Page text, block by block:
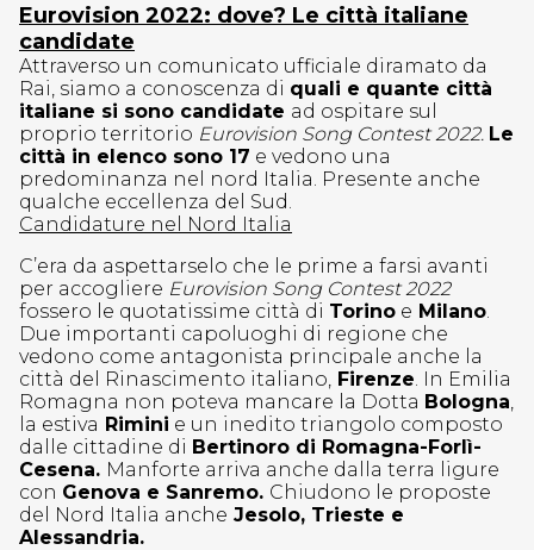
Eurovision 2022: dove? Le città italiane
candidate
Attraverso un comunicato ufficiale diramato da
Rai, siamo a conoscenza di quali e quante città
italiane si sono candidate ad ospitare sul
proprio territorio Eurovision Song Contest 2022. Le
città in elenco sono 17 e vedono una
predominanza nel nord Italia. Presente anche
qualche eccellenza del Sud.
Candidature nel Nord Italia
C’era da aspettarselo che le prime a farsi avanti
per accogliere Eurovision Song Contest 2022
fossero le quotatissime città di Torino e Milano.
Due importanti capoluoghi di regione che
vedono come antagonista principale anche la
città del Rinascimento italiano, Firenze. In Emilia
Romagna non poteva mancare la Dotta Bologna,
la estiva Rimini e un inedito triangolo composto
dalle cittadine di Bertinoro di Romagna-Forlì-
Cesena. Manforte arriva anche dalla terra ligure
con Genova e Sanremo. Chiudono le proposte
del Nord Italia anche Jesolo, Trieste e
Alessandria.